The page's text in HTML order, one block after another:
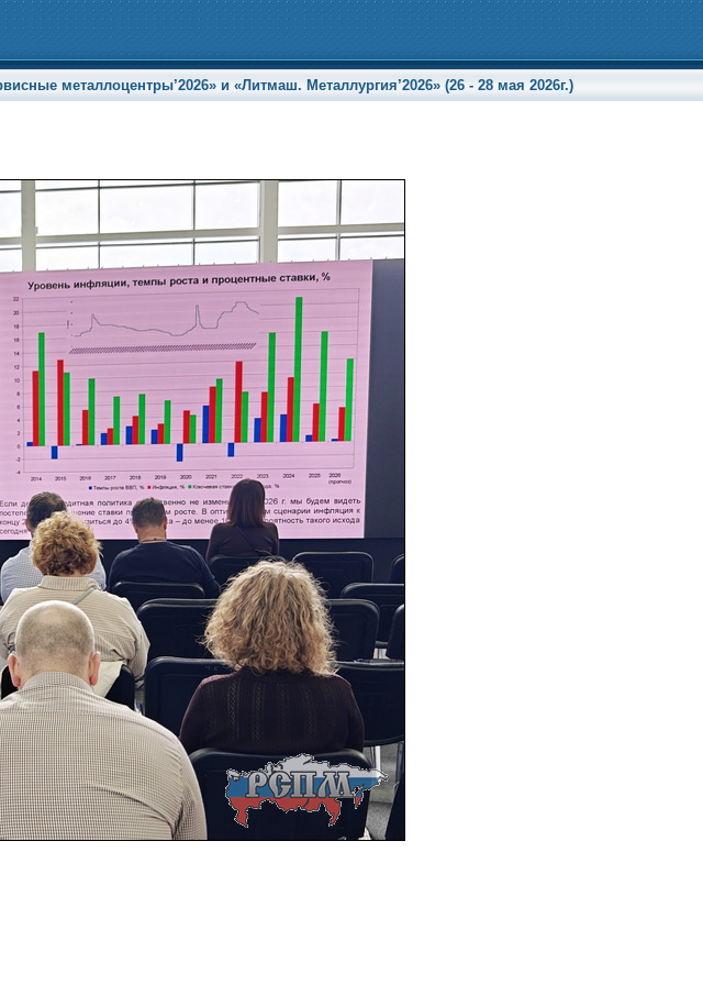
металлоцентры’2026» и «Литмаш. Металлургия’2026» (26 - 28 мая 2026г.)